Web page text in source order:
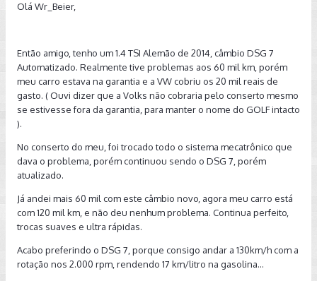
Olá Wr_Beier,
Então amigo, tenho um 1.4 TSI Alemão de 2014, câmbio DSG 7
Automatizado. Realmente tive problemas aos 60 mil km, porém
meu carro estava na garantia e a VW cobriu os 20 mil reais de
gasto. ( Ouvi dizer que a Volks não cobraria pelo conserto mesmo
se estivesse fora da garantia, para manter o nome do GOLF intacto
).
No conserto do meu, foi trocado todo o sistema mecatrônico que
dava o problema, porém continuou sendo o DSG 7, porém
atualizado.
Já andei mais 60 mil com este câmbio novo, agora meu carro está
com 120 mil km, e não deu nenhum problema. Continua perfeito,
trocas suaves e ultra rápidas.
Acabo preferindo o DSG 7, porque consigo andar a 130km/h com a
rotação nos 2.000 rpm, rendendo 17 km/litro na gasolina...